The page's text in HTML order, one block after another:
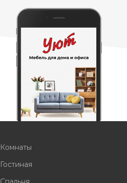
Комнаты
Гостиная